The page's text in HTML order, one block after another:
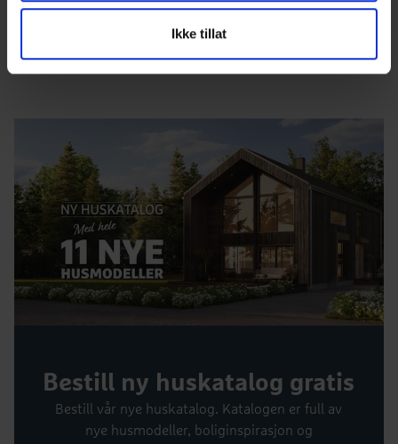
Ikke tillat
Illustrasjon av kjøkkenet i vår herskapelige Holmgaard
Bestill ny huskatalog gratis
Bestill vår nye huskatalog. Katalogen er full av
nye husmodeller, boliginspirasjon og